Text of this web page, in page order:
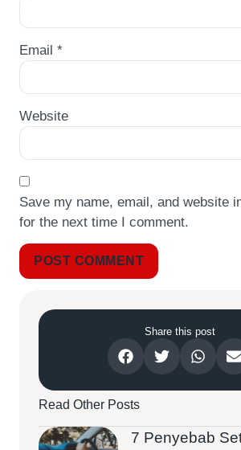
Email *
Website
Save my name, email, and website
for the next time I comment.
Read Other Posts
7 Penyebab
Share this post